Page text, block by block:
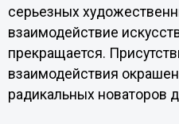
серьезных
взаимодействие
прекращается.
взаимодействия
радикальных новаторов